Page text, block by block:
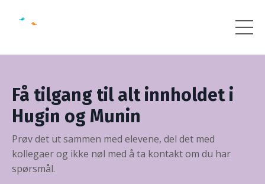
Få tilgang til alt innholdet i
Hugin og Munin
Prøv det ut sammen med elevene, del det med
kollegaer og ikke nøl med å ta kontakt om du har
spørsmål.